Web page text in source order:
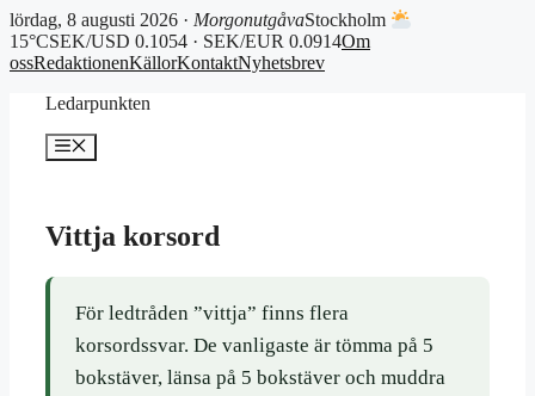
lördag, 8 augusti 2026 · MorgonutgåvaStockholm
15°CSEK/USD 0.1054 · SEK/EUR 0.0914Om
ossRedaktionenKällorKontaktNyhetsbrev
Ledarpunkten
Meny
Vittja korsord
För ledtråden ”vittja” finns flera
korsordssvar. De vanligaste är tömma på 5
bokstäver, länsa på 5 bokstäver och muddra